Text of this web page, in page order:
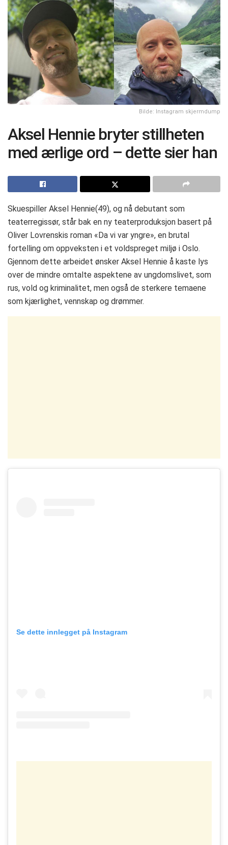
Bilde: Instagram skjermdump
Aksel Hennie bryter stillheten
med ærlige ord – dette sier han
Skuespiller Aksel Hennie(49), og nå debutant som
teaterregissør, står bak en ny teaterproduksjon basert på
Oliver Lovrenskis roman «Da vi var yngre», en brutal
fortelling om oppveksten i et voldspreget miljø i Oslo.
Gjennom dette arbeidet ønsker Aksel Hennie å kaste lys
over de mindre omtalte aspektene av ungdomslivet, som
rus, vold og kriminalitet, men også de sterkere temaene
som kjærlighet, vennskap og drømmer.
Se dette innlegget på Instagram